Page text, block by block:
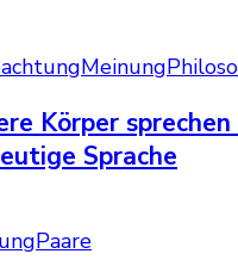
Meinung
Körper
Sprache
Paare